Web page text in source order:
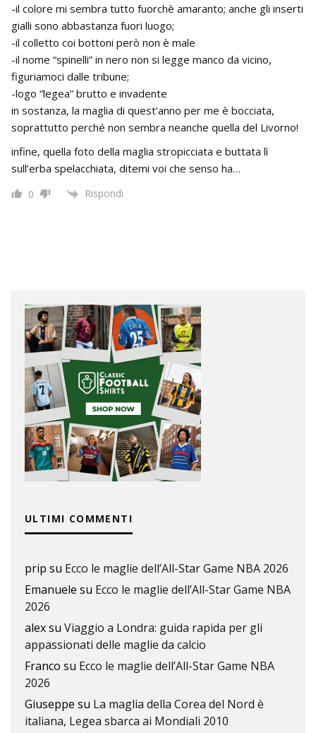
-il colore mi sembra tutto fuorchè amaranto; anche gli inserti
gialli sono abbastanza fuori luogo;
-il colletto coi bottoni però non è male
-il nome “spinelli” in nero non si legge manco da vicino,
figuriamoci dalle tribune;
-logo “legea” brutto e invadente
in sostanza, la maglia di quest’anno per me è bocciata,
soprattutto perché non sembra neanche quella del Livorno!
infine, quella foto della maglia stropicciata e buttata lì
sull’erba spelacchiata, ditemi voi che senso ha…
0 Rispondi
ULTIMI COMMENTI
prip su Ecco le maglie dell’All-Star Game NBA 2026
Emanuele su Ecco le maglie dell’All-Star Game NBA
2026
alexsu Viaggio a Londra: guida rapida per gli
appassionati delle maglie da calcio
Franco su Ecco le maglie dell’All-Star Game NBA
2026
Giuseppe su La maglia della Corea del Nord è
italiana, Legea sbarca ai Mondiali 2010